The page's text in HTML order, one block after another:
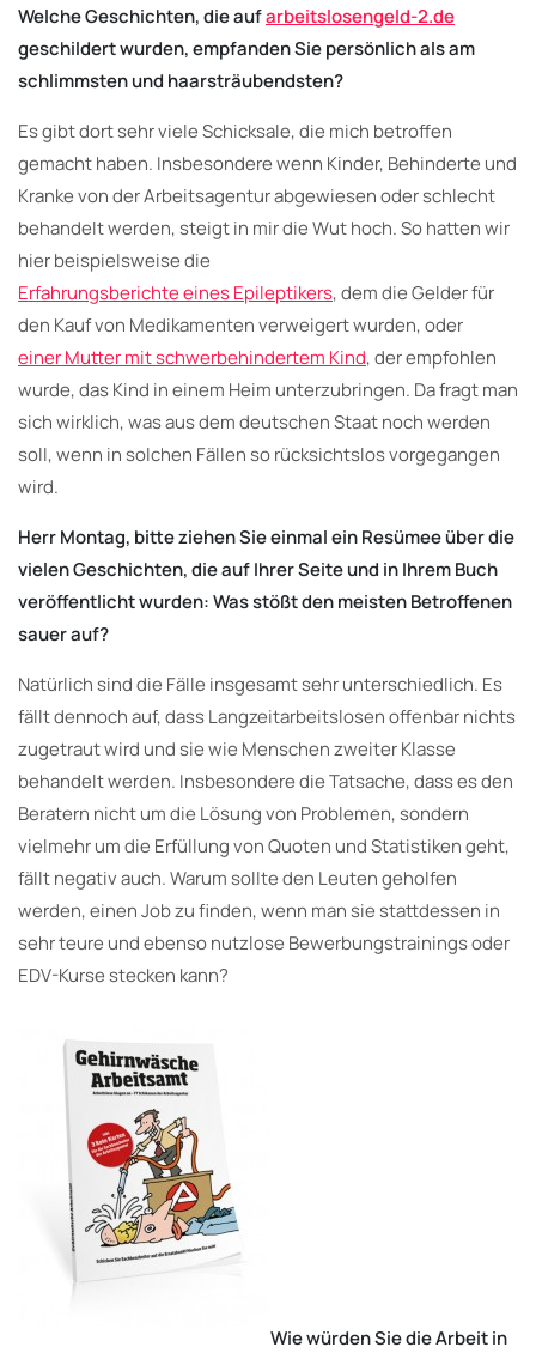
Welche Geschichten, die aufarbeitslosengeld-2.de
geschildert wurden, empfanden Sie persönlich als am
schlimmsten und haarsträubendsten?
Es gibt dort sehr viele Schicksale, die mich betroffen
gemacht haben. Insbesondere wenn Kinder, Behinderte und
Kranke von der Arbeitsagentur abgewiesen oder schlecht
behandelt werden, steigt in mir die Wut hoch. So hatten wir
hier beispielsweise die
Erfahrungsberichte eines Epileptikers, dem die Gelder für
den Kauf von Medikamenten verweigert wurden, oder
einer Mutter mit schwerbehindertem Kind, der empfohlen
wurde, das Kind in einem Heim unterzubringen. Da fragt man
sich wirklich, was aus dem deutschen Staat noch werden
soll, wenn in solchen Fällen so rücksichtslos vorgegangen
wird.
Herr Montag, bitte ziehen Sie einmal ein Resümee über die
vielen Geschichten, die auf Ihrer Seite und in Ihrem Buch
veröffentlicht wurden: Was stößt den meisten Betroffenen
sauer auf?
Natürlich sind die Fälle insgesamt sehr unterschiedlich. Es
fällt dennoch auf, dass Langzeitarbeitslosen offenbar nichts
zugetraut wird und sie wie Menschen zweiter Klasse
behandelt werden. Insbesondere die Tatsache, dass es den
Beratern nicht um die Lösung von Problemen, sondern
vielmehr um die Erfüllung von Quoten und Statistiken geht,
fällt negativ auch. Warum sollte den Leuten geholfen
werden, einen Job zu finden, wenn man sie stattdessen in
sehr teure und ebenso nutzlose Bewerbungstrainings oder
EDV-Kurse stecken kann?
Wie würden Sie die Arbeit in